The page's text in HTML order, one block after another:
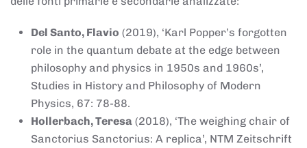
Del Santo, Flavio (2019), ‘Karl Popper’s forgotten
role in the quantum debate at the edge between
philosophy and physics in 1950s and 1960s’,
Studies in History and Philosophy of Modern
Physics, 67: 78-88.
Hollerbach, Teresa (2018), ‘The weighing chair of
Sanctorius Sanctorius: A replica’, NTM Zeitschrift